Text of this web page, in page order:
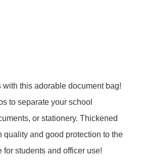
with this adorable document bag!
to separate your school
or stationery. Thickened
quality and good protection to the
students and officer use!